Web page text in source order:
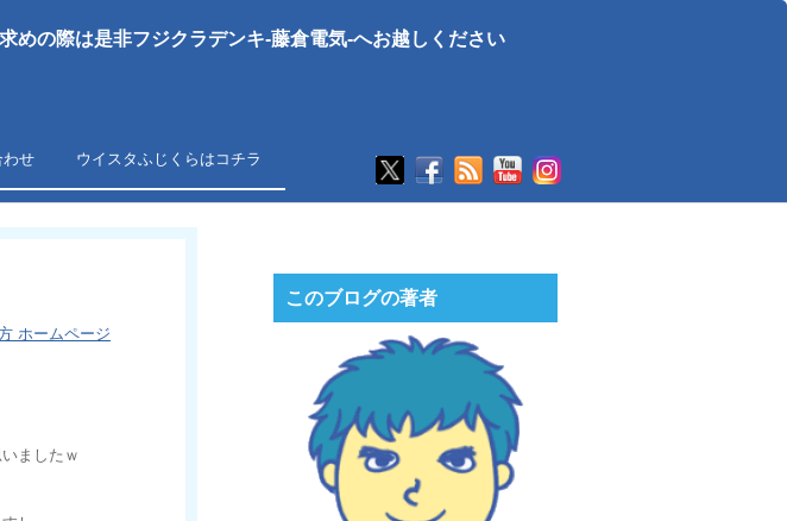
めの際は是非フジクラデンキ-藤倉電気-へお越しください
わせ ウイスタふじくらはコチラ
ホームページ
ましたｗ
このブログの著者